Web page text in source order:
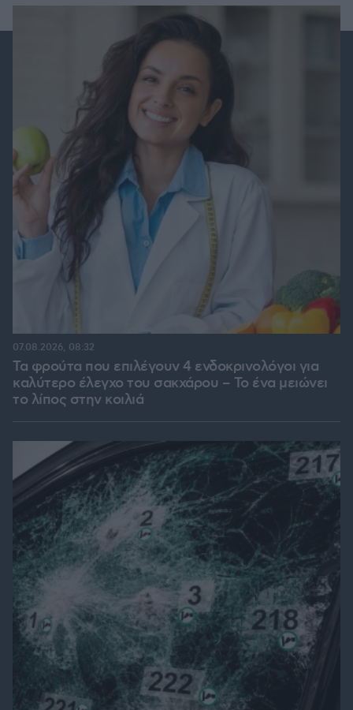
Τα φρούτα που επιλέγουν 4 ενδοκρινολόγοι για
καλύτερο έλεγχο του σακχάρου – Το ένα μειώνει
το λίπος στην κοιλιά
07.08.2026, 08:32